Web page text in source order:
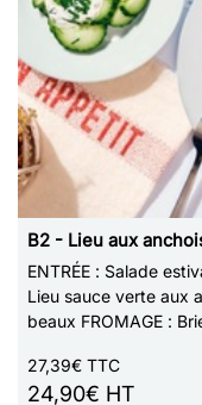
B2 - Lieu aux
ENTRÉE : Salade
Lieu sauce verte aux
beaux FROMAGE :
27,39€ TTC
24,90€ HT